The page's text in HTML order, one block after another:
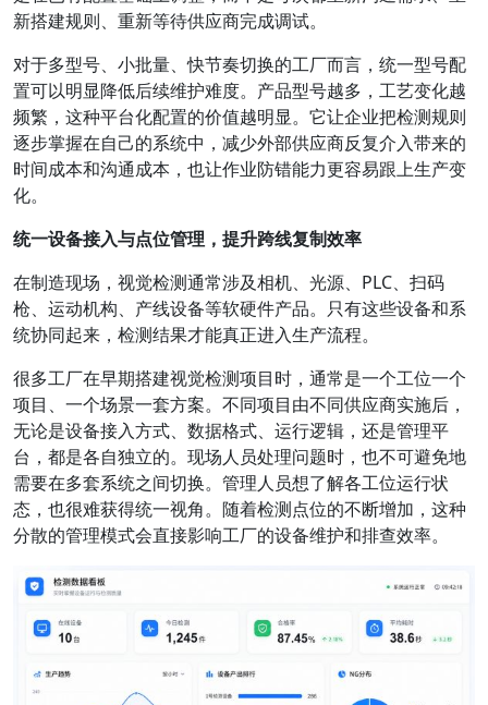
新搭建规则、重新等待供应商完成调试。
对于多型号、小批量、快节奏切换的工厂而言，统一型号配
置可以明显降低后续维护难度。产品型号越多，工艺变化越
频繁，这种平台化配置的价值越明显。它让企业把检测规则
逐步掌握在自己的系统中，减少外部供应商反复介入带来的
时间成本和沟通成本，也让作业防错能力更容易跟上生产变
化。
统一设备接入与点位管理，提升跨线复制效率
在制造现场，视觉检测通常涉及相机、光源、PLC、扫码
枪、运动机构、产线设备等软硬件产品。只有这些设备和系
统协同起来，检测结果才能真正进入生产流程。
很多工厂在早期搭建视觉检测项目时，通常是一个工位一个
项目、一个场景一套方案。不同项目由不同供应商实施后，
无论是设备接入方式、数据格式、运行逻辑，还是管理平
台，都是各自独立的。现场人员处理问题时，也不可避免地
需要在多套系统之间切换。管理人员想了解各工位运行状
态，也很难获得统一视角。随着检测点位的不断增加，这种
分散的管理模式会直接影响工厂的设备维护和排查效率。